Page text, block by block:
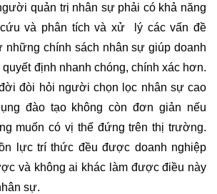
quản trị nhân sự phải có khả năng
cứu và phân tích và xử lý các vấn đề
những chính sách nhân sự giúp doanh
định nhanh chóng, chính xác hơn.
đòi hỏi người chọn lọc nhân sự cao
đào tạo không còn đơn giản nếu
muốn có vị thế đứng trên thị trường.
lực trí thức đều được doanh nghiệp
và không ai khác làm được điều này
sự.